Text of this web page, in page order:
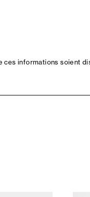
informations soient